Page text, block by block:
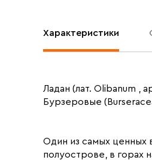
Характеристики
Ладан (лат. Olibanum ,
Бурзеровые
Один из самых ценных
полуострове, в горах